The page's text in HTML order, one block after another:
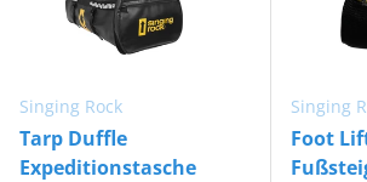
Singing Rock
Tarp Duffle
Expeditionstasche
Singing
Foot